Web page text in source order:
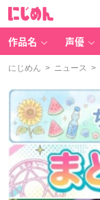
作品名 声優
にじめん > ニュース >